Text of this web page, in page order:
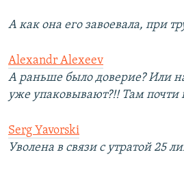
А как она его завоевала, при
Alexandr Alexeev
А раньше было доверие? Или
уже упаковывают?!! Там почти
Serg Yavorski
Уволена в связи с утратой 25